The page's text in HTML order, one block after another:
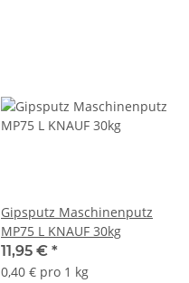
Gipsputz Maschinenputz
MP75 L KNAUF 30kg
11,95 € *
0,40 € pro 1 kg